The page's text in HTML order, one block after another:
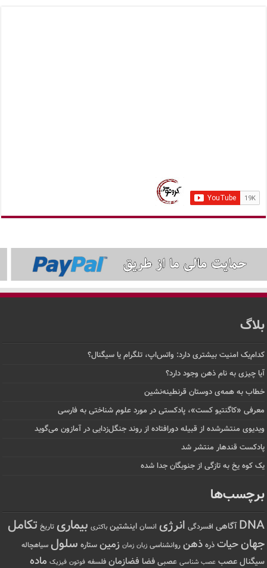
بلاگ
کدام‌یک امنیت بیشتری دارد: واتس‌اپ، تلگرام یا سیگنال؟
آیا چیزی به نام ذهن وجود دارد؟
خطاب به همه‌ی دوستان قرنطینه‌نشین
معرفی «کاگنتیو کست»، پادکستی در مورد علوم شناختی به فارسی
ویدیوی منتشرشده از قبیله دورافتاده‌ از روند جنگل‌زدایی در آمازون می‌گوید
پادکست قندهار منتشر شد
یک کوه یخ به تازگی از جنوبگان جدا شده
برچسب‌ها
DNA آگاهی افسردگی انرژی انسان اینشتین باکتری بیماری تاریخ تکامل
جهانحیات ذره ذهن روانشناسی زبان زمان زمین ستاره سلول سیاهچاله
سیگنال عصب عصب شناسی عصبی فضا فضازمان فلسفه فوتون فیزیک ماده